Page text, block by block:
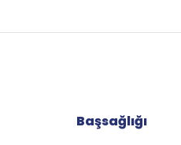
Başsağlığı